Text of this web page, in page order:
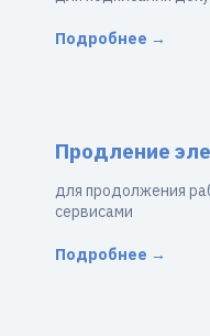
Подробнее →
Продление
для продолжения
сервисами
Подробнее →